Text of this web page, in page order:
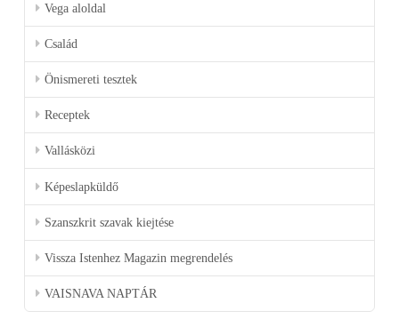
Vega aloldal
Család
Önismereti tesztek
Receptek
Vallásközi
Képeslapküldő
Szanszkrit szavak kiejtése
Vissza Istenhez Magazin megrendelés
VAISNAVA NAPTÁR